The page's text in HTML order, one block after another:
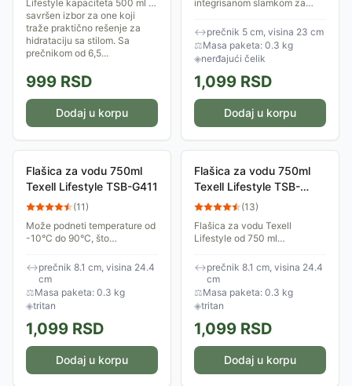
Lifestyle kapaciteta 500 ml je
savršen izbor za one koji
traže praktično rešenje za
hidrataciju sa stilom. Sa
prečnikom od 6,5...
999 RSD
Dodaj u korpu
integrisanom slamkom za
nerđajućeg čelika. Dupli zid
obezbeđuje bolje održavanje
temperature...
↔prečnik 5 cm, visina 23 cm
⚖Masa paketa: 0.3 kg
◈nerđajući čelik
1,099 RSD
Dodaj u korpu
Flašica za vodu 750ml
Texell Lifestyle TSB-G411
(11)
Može podneti temperature od
-10°C do 90°C, što
toplim i hladnim napicima,
pružajući vam fleksibilnost u
izboru pića.
↔prečnik 8.1 cm, visina 24.4
cm
⚖Masa paketa: 0.3 kg
◈tritan
1,099 RSD
Dodaj u korpu
Flašica za vodu 750ml
Texell Lifestyle TSB-
O410
(13)
Flašica za vodu Texell
Lifestyle od 750 ml
svakodnevnu hidrataciju sa
stilom. Sa prečnikom od 8.1
cm i visinom od 24.4...
↔prečnik 8.1 cm, visina 24.4
cm
⚖Masa paketa: 0.3 kg
◈tritan
1,099 RSD
Dodaj u korpu